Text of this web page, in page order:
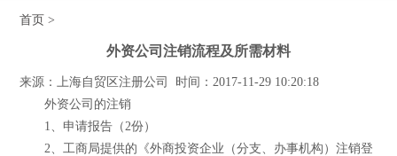
首页 >
外资公司注销流程及所需材料
来源：上海自贸区注册公司 时间：2017-11-29 10:20:18
外资公司的注销
1、申请报告（2份）
2、工商局提供的《外商投资企业（分支、办事机构）注销登